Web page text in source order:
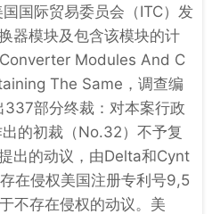
国际贸易委员会（ITC）发
器模块及包含该模块的计
Modules And C
The Same，调查编
部分终裁：对本案行政
的初裁（No.32）不予复
出的动议，由Delta和Cynt
在侵权美国注册专利号9,5
不存在侵权的动议。美